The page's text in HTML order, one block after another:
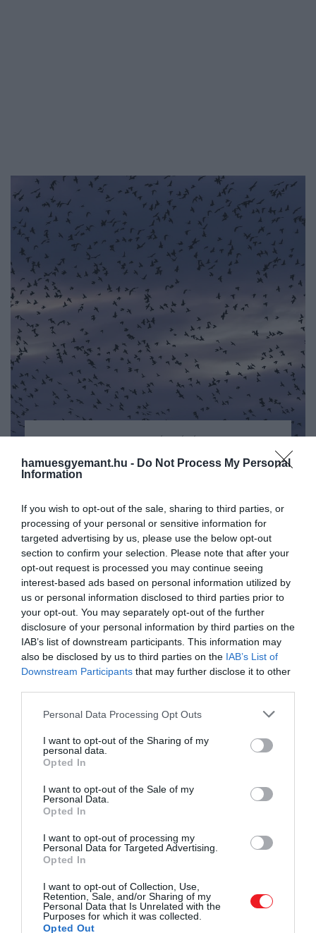
hamuesgyemant.hu - Do Not Process My Personal
Information
If you wish to opt-out of the sale, sharing to third parties, or
processing of your personal or sensitive information for
targeted advertising by us, please use the below opt-out
section to confirm your selection. Please note that after your
opt-out request is processed you may continue seeing
interest-based ads based on personal information utilized by
us or personal information disclosed to third parties prior to
your opt-out. You may separately opt-out of the further
disclosure of your personal information by third parties on the
IAB’s list of downstream participants. This information may
also be disclosed by us to third parties on the IAB’s List of
Downstream Participants that may further disclose it to other
Please note that this website/app uses one or more Google
not limited to your visit or usage behaviour. You may click to
grant or deny consent to Google and its third-party tags to
use your data for below specified purposes in below Google
consent section.
Personal Data Processing Opt Outs
I want to opt-out of the Sharing of my
personal data.
Opted In
I want to opt-out of the Sale of my
Personal Data.
Opted In
I want to opt-out of processing my
Personal Data for Targeted Advertising.
Opted In
I want to opt-out of Collection, Use,
Retention, Sale, and/or Sharing of my
Personal Data that Is Unrelated with the
Purposes for which it was collected.
Opted Out
Balatonlellén egyre nagyobb feszültséget
hangágyúk durrogása. A helyiek közül
ugyan sokan már megszokták a zajt, a
nyaralók és a nemrég a városba költözők
egyre gyakrabban fejezik ki
elégedetlenségüket a közösségi
médiában is.
Folyamatos hangrobbanások
zavarják a balatonlelleieket…
HAMU ÉS GYÉMÁNT